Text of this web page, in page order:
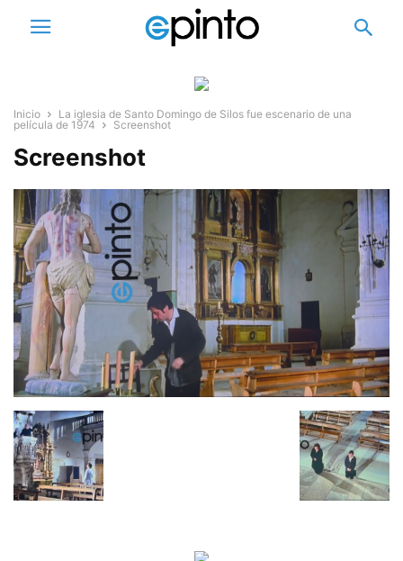
Inicio
La iglesia de Santo Domingo de Silos fue escenario de una
película de 1974
Screenshot
Screenshot